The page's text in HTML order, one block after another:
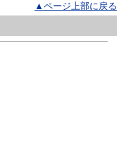
▲ページ上部に戻る